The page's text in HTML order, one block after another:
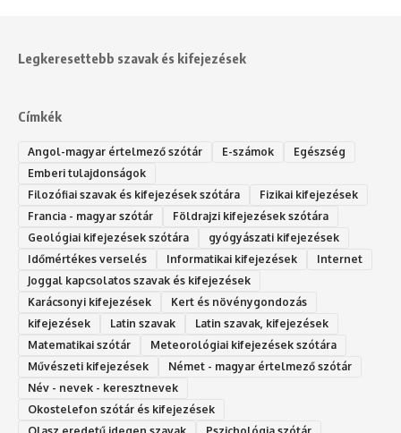
Legkeresettebb szavak és kifejezések
Címkék
Angol-magyar értelmező szótár E-számok
Egészség
Emberi tulajdonságok
Filozófiai szavak és kifejezések szótára
Fizikai kifejezések
Francia - magyar szótár
Földrajzi kifejezések szótára
Geológiai kifejezések szótára
gyógyászati kifejezések
Időmértékes verselés
Informatikai kifejezések
Internet
Joggal kapcsolatos szavak és kifejezések
Karácsonyi kifejezések
Kert és növénygondozás
kifejezések
Latin szavak
Latin szavak, kifejezések
Matematikai szótár
Meteorológiai kifejezések szótára
Művészeti kifejezések
Német - magyar értelmező szótár
Név - nevek - keresztnevek
Okostelefon szótár és kifejezések